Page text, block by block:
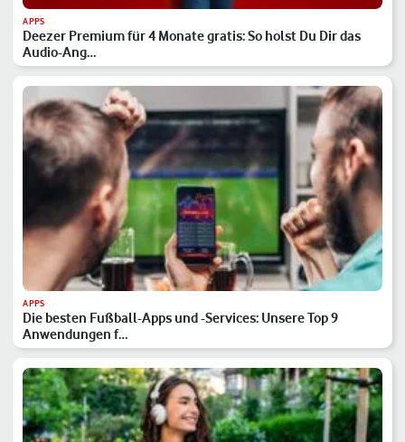
APPS
Deezer Premium für 4 Monate gratis: So holst Du Dir das
Audio-Ang…
APPS
Die besten Fußball-Apps und -Services: Unsere Top 9
Anwendungen f…